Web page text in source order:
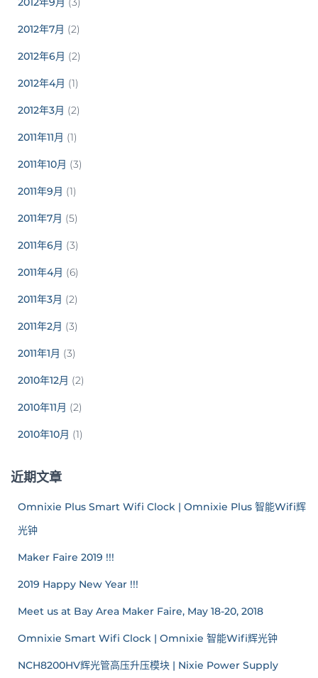
2012年7月 (2)
2012年6月 (2)
2012年4月 (1)
2012年3月 (2)
2011年11月 (1)
2011年10月 (3)
2011年9月 (1)
2011年7月 (5)
2011年6月 (3)
2011年4月 (6)
2011年3月 (2)
2011年2月 (3)
2011年1月 (3)
2010年12月 (2)
2010年11月 (2)
2010年10月 (1)
近期文章
Omnixie Plus Smart Wifi Clock | Omnixie Plus 智能Wifi辉
光钟
Maker Faire 2019 !!!
2019 Happy New Year !!!
Meet us at Bay Area Maker Faire, May 18-20, 2018
Omnixie Smart Wifi Clock | Omnixie 智能Wifi辉光钟
NCH8200HV辉光管高压升压模块 | Nixie Power Supply